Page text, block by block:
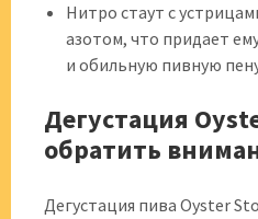
Нитро стаут с
азотом, что придает
и обильную пивную
Дегустация
обратить
Дегустация пива Oyster